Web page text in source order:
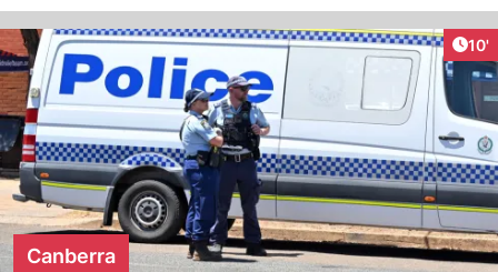
10'
Canberra